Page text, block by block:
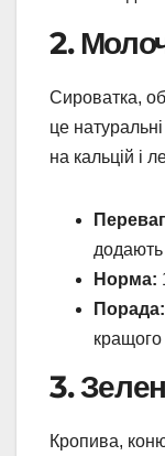
2.
Сироватка,
це
на кальцій і
додають
Норма:
Порада:
кращого
3.
Кропива,